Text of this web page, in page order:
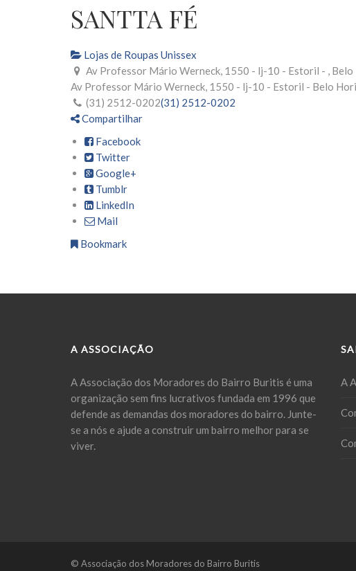
SANTTA FÉ
Lojas de Roupas Unissex
Av Professor Mário Werneck, 1550 - lj-10 - Estoril - ,
Av Professor Mário Werneck, 1550 - lj-10 - Estoril - Belo
(31) 2512-0202(31) 2512-0202
Compartilhar
Facebook
Twitter
Google+
Tumblr
LinkedIn
Mail
Bookmark
A ASSOCIAÇÃO
A Associação dos Moradores do Bairro Buritis é uma
organização sem fins lucrativos fundada em 1996 que
defende as demandas dos moradores do bairro. Junte-
se a nós e ajude a construir um bairro melhor para se
viver.
A
© Associação dos Moradores do Bairro Buritis